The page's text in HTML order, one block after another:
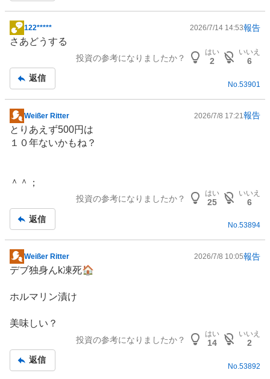
掲
示
事
122***** 2026/7/14 14:53報告
さあどうする
投資の参考になりましたか？
はい
2
いいえ
6
返信
No. 53901
掲
示
板
Weißer Ritter 2026/7/8 17:21 報告
とりあえず500円は
１０年ないかもね？
＾＾；
投資の参考になりましたか？
はい
25
いいえ
6
返信
No.53894
掲
示
記
Weißer Ritter 2026/7/8 10:05報告
デブ独身んk凍死🏠
ホルマリン漬け
美味しい？
投資の参考になりましたか？
はい
14
いいえ
2
返信
No. 53892